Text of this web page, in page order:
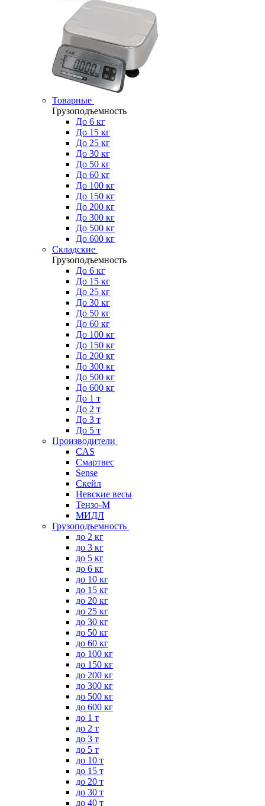
Товарные
Грузоподъемность
До 6 кг
До 15 кг
До 25 кг
До 30 кг
До 50 кг
До 60 кг
До 100 кг
До 150 кг
До 200 кг
До 300 кг
До 500 кг
До 600 кг
Складские
Грузоподъемность
До 6 кг
До 15 кг
До 25 кг
До 30 кг
До 50 кг
До 60 кг
До 100 кг
До 150 кг
До 200 кг
До 300 кг
До 500 кг
До 600 кг
До 1 т
До 2 т
До 3 т
До 5 т
Производители
CAS
Смартвес
Sense
Скейл
Невские весы
Тензо-М
МИДЛ
Грузоподъемность
до 2 кг
до 3 кг
до 5 кг
до 6 кг
до 10 кг
до 15 кг
до 20 кг
до 25 кг
до 30 кг
до 50 кг
до 60 кг
до 100 кг
до 150 кг
до 200 кг
до 300 кг
до 500 кг
до 600 кг
до 1 т
до 2 т
до 3 т
до 5 т
до 10 т
до 15 т
до 20 т
до 30 т
до 40 т